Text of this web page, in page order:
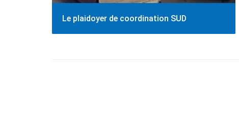
Le plaidoyer de coordination SUD